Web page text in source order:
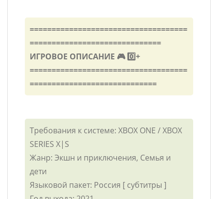
====================================
==============================
ИГРОВОЕ ОПИСАНИЕ 🎮 0️⃣+
====================================
=============================
Требования к системе: XBOX ONE / XBOX
SERIES X|S
Жанр: Экшн и приключения, Семья и
дети
Языковой пакет: Россия [ субтитры ]